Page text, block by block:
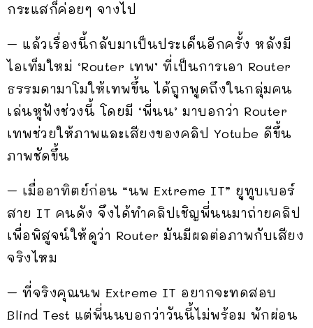
กระแสก็ค่อยๆ จางไป
– แล้วเรื่องนี้กลับมาเป็นประเด็นอีกครั้ง หลังมี
ไอเท็มใหม่ ‘Router เทพ’ ที่เป็นการเอา Router
ธรรมดามาโมให้เทพขึ้น ได้ถูกพูดถึงในกลุ่มคน
เล่นหูฟังช่วงนี้ โดยมี ‘พี่นน’ มาบอกว่า Router
เทพช่วยให้ภาพและเสียงของคลิป Yotube ดีขึ้น
ภาพชัดขึ้น
– เมื่ออาทิตย์ก่อน “นพ Extreme IT” ยูทูบเบอร์
สาย IT คนดัง จึงได้ทำคลิปเชิญพี่นนมาถ่ายคลิป
เพื่อพิสูจน์ให้ดูว่า Router มันมีผลต่อภาพกับเสียง
จริงไหม
– ที่จริงคุณนพ Extreme IT อยากจะทดสอบ
Blind Test แต่พี่นนบอกว่าวันนี้ไม่พร้อม พักผ่อน